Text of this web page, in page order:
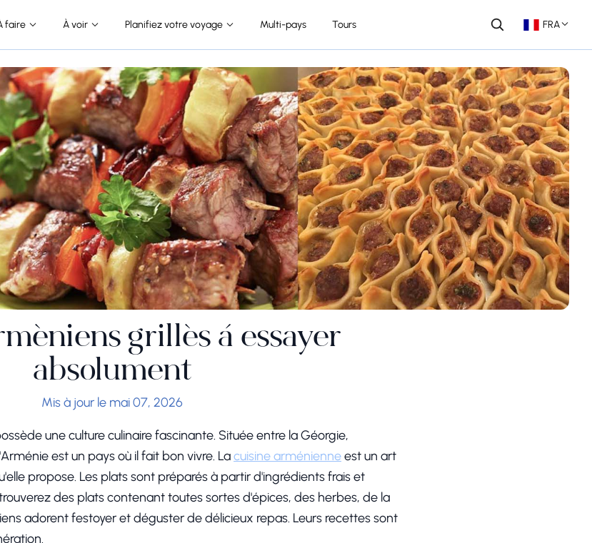
faire À voir Planifiez votre voyage Multi-pays Tours FRA
grillés à essayer
absolument
Mis à jour le mai 07, 2026
une culture culinaire fascinante. Située entre la Géorgie,
est un pays où il fait bon vivre. Lacuisine arménienneest un art
propose. Les plats sont préparés à partir d'ingrédients frais et
des plats contenant toutes sortes d'épices, des herbes, de la
adorent festoyer et déguster de délicieux repas. Leurs recettes sont